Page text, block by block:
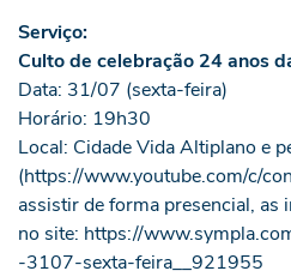
Serviço:
Culto de celebração 24 anos
Data: 31/07 (sexta-feira)
Horário: 19h30
Local: Cidade Vida Altiplano e
(https://www.youtube.com/c/
assistir de forma presencial, as
no site: https://
-3107-sexta-feira__921955